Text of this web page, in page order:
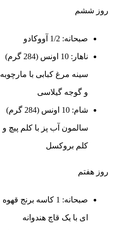
روز ششم
صبحانه: 1/2 آووکادو
ناهار: 10 اونس (284 گرم)
سینه مرغ کبابی با مارچوبه
و گوجه گیلاسی
شام: 10 اونس (284 گرم)
سالمون آب پز با کلم پیچ و
کلم بروکسل
روز هفتم
صبحانه: 1 کاسه برنج قهوه
ای با یک قاچ هندوانه